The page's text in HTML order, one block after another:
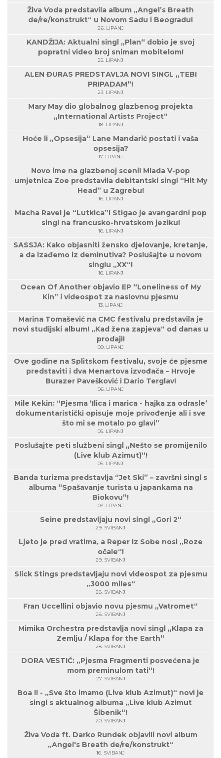
Živa Voda predstavila album „Angel’s Breath
de/re/konstrukt“ u Novom Sadu i Beogradu!
26. LIPANJ
KANDŽIJA: Aktualni singl „Plan“ dobio je svoj
popratni video broj sniman mobitelom!
25. LIPANJ
ALEN ĐURAS PREDSTAVLJA NOVI SINGL „TEBI
PRIPADAM“!
23. LIPANJ
Mary May dio globalnog glazbenog projekta
„International Artists Project“
18. LIPANJ
Hoće li „Opsesija“ Lane Mandarić postati i vaša
opsesija?
17. LIPANJ
Novo ime na glazbenoj sceni! Mlada V-pop
umjetnica Zoe predstavila debitantski singl “Hit My
Head” u Zagrebu!
16. LIPANJ
Macha Ravel je “Lutkica”! Stigao je avangardni pop
singl na francusko-hrvatskom jeziku!
16. LIPANJ
SASSJA: Kako objasniti žensko djelovanje, kretanje,
a da izađemo iz deminutiva? Poslušajte u novom
singlu „XX“!
16. LIPANJ
Ocean Of Another objavio EP “Loneliness of My
Kin” i videospot za naslovnu pjesmu
13. LIPANJ
Marina Tomašević na CMC festivalu predstavila je
novi studijski album! „Kad žena zapjeva“ od danas u
prodaji!
09. LIPANJ
Ove godine na Splitskom festivalu, svoje će pjesme
predstaviti i dva Menartova izvođača – Hrvoje
Burazer Pavešković i Dario Terglav!
06. LIPANJ
Mile Kekin: “Pjesma ’Ilica i marica - hajka za odrasle’
dokumentaristički opisuje moje privođenje ali i sve
što mi se motalo po glavi”
05. LIPANJ
Poslušajte peti službeni singl „Nešto se promijenilo
(Live klub Azimut)“!
05. LIPANJ
Banda turizma predstavlja “Jet Ski” – završni singl s
albuma “Spašavanje turista u japankama na
Biokovu”!
04. LIPANJ
Seine predstavljaju novi singl „Gori 2“
29. SVIBANJ
Ljeto je pred vratima, a Reper Iz Sobe nosi „Roze
očale“!
29. SVIBANJ
Slick Stings predstavljaju novi videospot za pjesmu
„3000 miles“
28. SVIBANJ
Fran Uccellini objavio novu pjesmu „Vatromet“
28. SVIBANJ
Mimika Orchestra predstavlja novi singl „Klapa za
Zemlju / Klapa for the Earth“
28. SVIBANJ
DORA VESTIĆ: „Pjesma Fragmenti posvećena je
mom preminulom tati“!
27. SVIBANJ
Boa II - „Sve što imamo (Live klub Azimut)“ novi je
singl s aktualnog albuma „Live klub Azimut
Šibenik“!
20. SVIBANJ
Živa Voda ft. Darko Rundek objavili novi album
„Angel's Breath de/re/konstrukt“
16. SVIBANJ